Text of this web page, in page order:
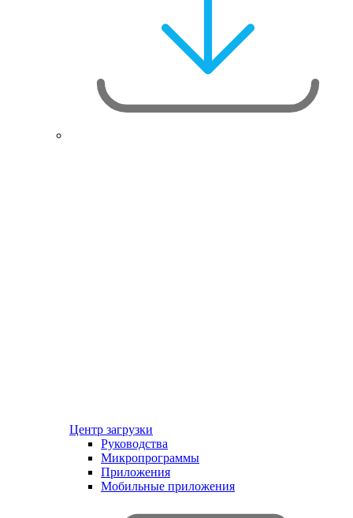
Центр загрузки
Руководства
Микропрограммы
Приложения
Мобильные приложения